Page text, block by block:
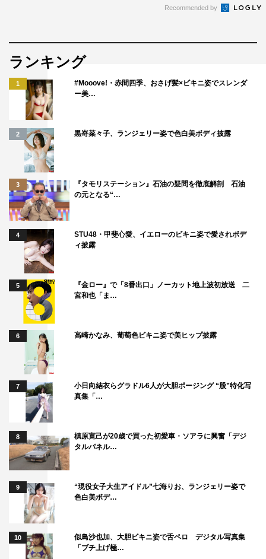
Recommended by
ランキング
1
#Mooove!・赤間四季、おさげ髪×ビキニ姿でスレンダ
ー美…
2 黒嵜菜々子、ランジェリー姿で色白美ボディ披露
3
『タモリステーション』石油の疑問を徹底解剖 石油
の元となる“…
4
STU48・甲斐心愛、イエローのビキニ姿で愛されボデ
ィ披露
5
『金ロー』で「8番出口」ノーカット地上波初放送 二
宮和也「ま…
6 高崎かなみ、葡萄色ビキニ姿で美ヒップ披露
7
小日向結衣らグラドル6人が大胆ポージング “股”特化写
真集「…
8
槙原寛己が20歳で買った初愛車・ソアラに興奮「デジ
タルパネル…
9
“現役女子大生アイドル”七海りお、ランジェリー姿で
色白美ボデ…
10
似鳥沙也加、大胆ビキニ姿で舌ペロ デジタル写真集
「ブチ上げ極…